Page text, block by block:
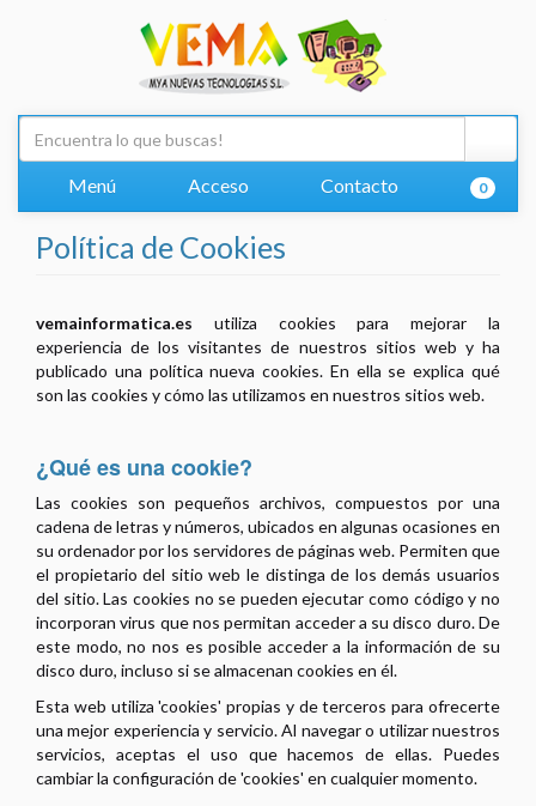
Menú Acceso Contacto 0
Política de Cookies
vemainformatica.es utiliza cookies para mejorar la
experiencia de los visitantes de nuestros sitios web y ha
publicado una política nueva cookies. En ella se explica qué
son las cookies y cómo las utilizamos en nuestros sitios web.
¿Qué es una cookie?
Las cookies son pequeños archivos, compuestos por una
cadena de letras y números, ubicados en algunas ocasiones en
su ordenador por los servidores de páginas web. Permiten que
el propietario del sitio web le distinga de los demás usuarios
del sitio. Las cookies no se pueden ejecutar como código y no
incorporan virus que nos permitan acceder a su disco duro. De
este modo, no nos es posible acceder a la información de su
disco duro, incluso si se almacenan cookies en él.
Esta web utiliza 'cookies' propias y de terceros para ofrecerte
una mejor experiencia y servicio. Al navegar o utilizar nuestros
servicios, aceptas el uso que hacemos de ellas. Puedes
cambiar la configuración de 'cookies' en cualquier momento.